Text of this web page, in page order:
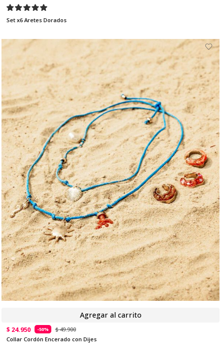
Set x6 Aretes Dorados
Agregar al carrito
$ 24.950 -50%
$ 49.900
Collar Cordón Encerado con Dijes